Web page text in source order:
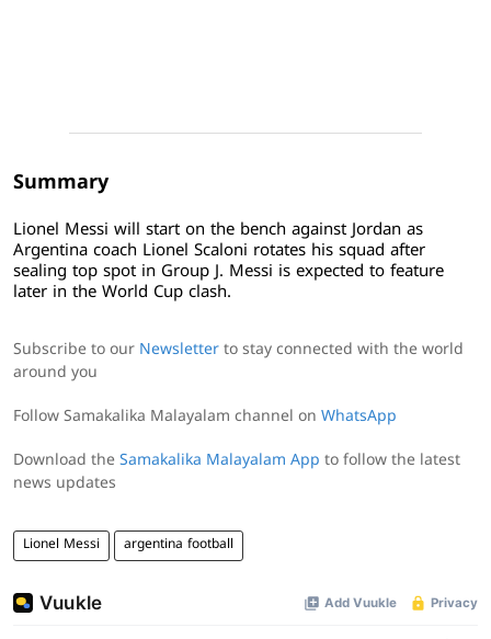
Summary
Lionel Messi will start on the bench against Jordan as
Argentina coach Lionel Scaloni rotates his squad after
sealing top spot in Group J. Messi is expected to feature
later in the World Cup clash.
Subscribe to our Newsletter to stay connected with the world
around you
Follow Samakalika Malayalam channel on WhatsApp
Download the Samakalika Malayalam App to follow the latest
news updates
Lionel Messi argentina football